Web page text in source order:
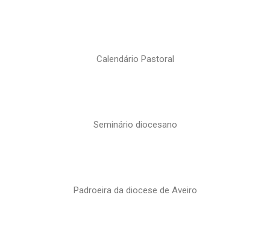
Calendário Pastoral
Seminário diocesano
Padroeira da diocese de Aveiro